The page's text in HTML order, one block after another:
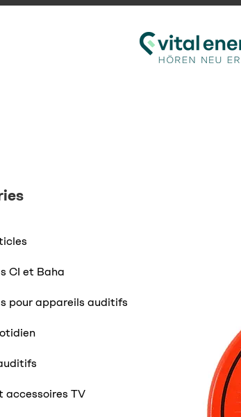
CI et Baha
pour appareils auditifs
accessoires TV